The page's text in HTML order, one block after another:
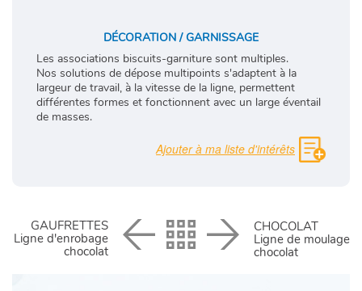
DÉCORATION / GARNISSAGE
Les associations biscuits-garniture sont multiples.
Nos solutions de dépose multipoints s'adaptent à la
largeur de travail, à la vitesse de la ligne, permettent
différentes formes et fonctionnent avec un large éventail
de masses.
GAUFRETTES
Ligne d'enrobage
chocolat
CHOCOLAT
Ligne de moulage
chocolat